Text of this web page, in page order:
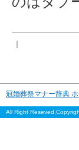
｜
冠婚葬祭マナー辞典
All Right